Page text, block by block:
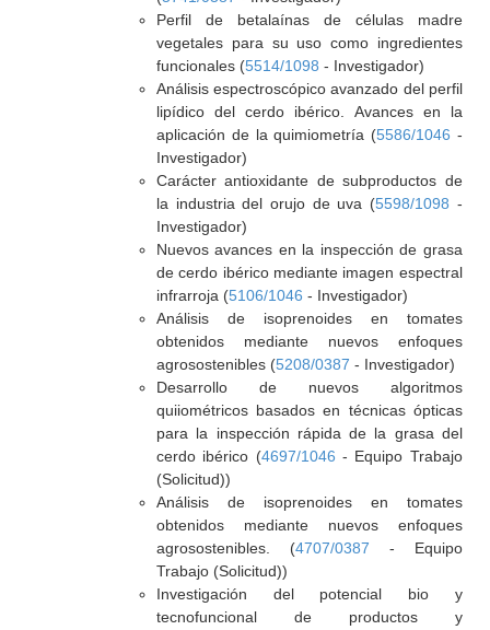
Perfil de betalaínas de células madre
vegetales para su uso como ingredientes
funcionales (5514/1098 - Investigador)
Análisis espectroscópico avanzado del perfil
lipídico del cerdo ibérico. Avances en la
aplicación de la quimiometría (5586/1046 -
Investigador)
Carácter antioxidante de subproductos de
la industria del orujo de uva (5598/1098 -
Investigador)
Nuevos avances en la inspección de grasa
de cerdo ibérico mediante imagen espectral
infrarroja (5106/1046 - Investigador)
Análisis de isoprenoides en tomates
obtenidos mediante nuevos enfoques
agrosostenibles (5208/0387 - Investigador)
Desarrollo de nuevos algoritmos
quiiométricos basados en técnicas ópticas
para la inspección rápida de la grasa del
cerdo ibérico (4697/1046 - Equipo Trabajo
(Solicitud))
Análisis de isoprenoides en tomates
obtenidos mediante nuevos enfoques
agrosostenibles. (4707/0387 - Equipo
Trabajo (Solicitud))
Investigación del potencial bio y
tecnofuncional de productos y